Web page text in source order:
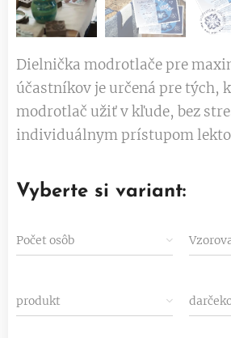
Dielnička modrotlače pre
účastníkov je určená pre tých,
modrotlač užiť v kľude, bez
individuálnym prístupom
Vyberte si variant:
Počet osôb
produkt